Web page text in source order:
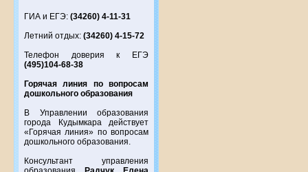
ГИА и ЕГЭ: (34260) 4-11-31
Летний отдых: (34260) 4-15-72
Телефон доверия к ЕГЭ
(495)104-68-38
Горячая линия по вопросам
дошкольного образования
В Управлении образования
города Кудымкара действует
«Горячая линия» по вопросам
дошкольного образования.
Консультант управления